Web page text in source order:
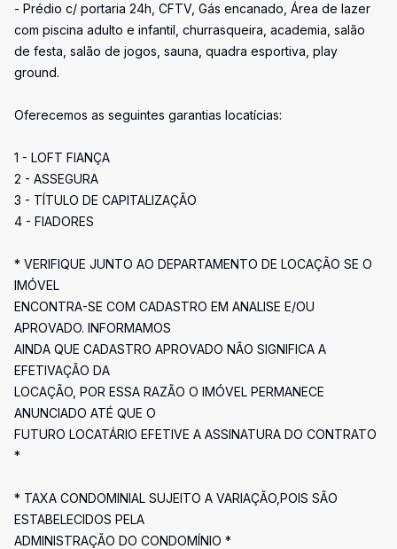
- Prédio c/ portaria 24h, CFTV, Gás encanado, Área de lazer
com piscina adulto e infantil, churrasqueira, academia, salão
de festa, salão de jogos, sauna, quadra esportiva, play
ground.
Oferecemos as seguintes garantias locatícias:
1 - LOFT FIANÇA
2 - ASSEGURA
3 - TÍTULO DE CAPITALIZAÇÃO
4 - FIADORES
* VERIFIQUE JUNTO AO DEPARTAMENTO DE LOCAÇÃO SE O
IMÓVEL
ENCONTRA-SE COM CADASTRO EM ANALISE E/OU
APROVADO. INFORMAMOS
AINDA QUE CADASTRO APROVADO NÃO SIGNIFICA A
EFETIVAÇÃO DA
LOCAÇÃO, POR ESSA RAZÃO O IMÓVEL PERMANECE
ANUNCIADO ATÉ QUE O
FUTURO LOCATÁRIO EFETIVE A ASSINATURA DO CONTRATO
*
* TAXA CONDOMINIAL SUJEITO A VARIAÇÃO,POIS SÃO
ESTABELECIDOS PELA
ADMINISTRAÇÃO DO CONDOMÍNIO *